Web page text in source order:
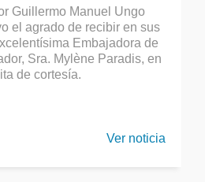
Guillermo Manuel Ungo
el agrado de recibir en sus
Embajadora de
Sra. Mylène Paradis, en
de cortesía.
Ver noticia